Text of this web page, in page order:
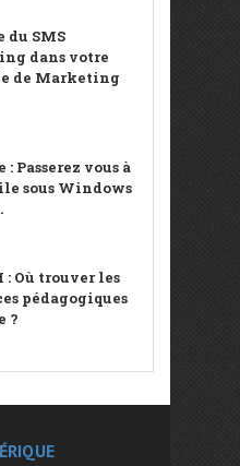
du SMS
dans votre
de Marketing
: Passerez vous à
sous Windows
: Où trouver les
pédagogiques
?